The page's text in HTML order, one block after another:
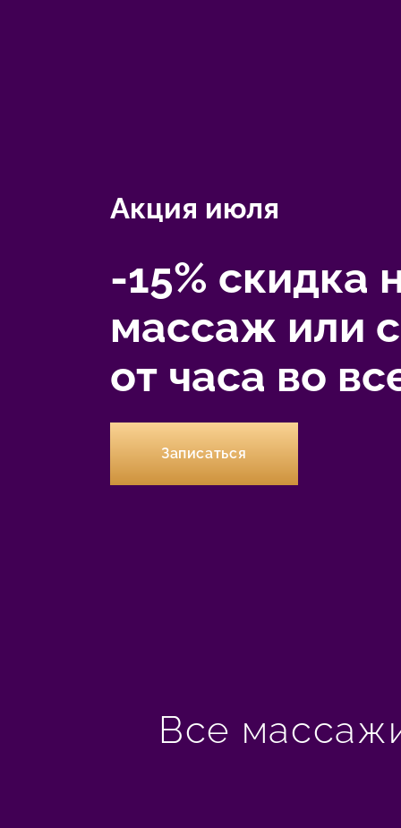
Акция июля
-15% скидка
массаж или
от часа во
Записаться
Все